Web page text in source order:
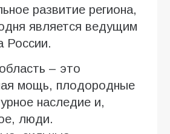
развитие региона,
является ведущим
России.
– это
мощь, плодородные
наследие и,
люди.